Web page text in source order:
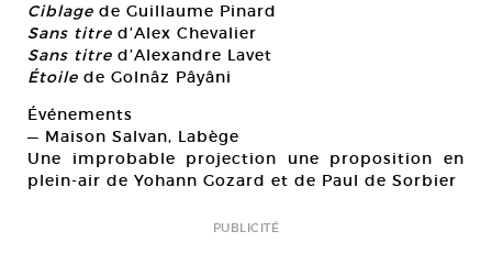
Ciblage de Guillaume Pinard
Sans titre d’Alex Chevalier
Sans titre d’Alexandre Lavet
Étoile de Golnâz Pâyâni
Événements
— Maison Salvan, Labège
Une improbable projection une proposition en
plein-air de Yohann Gozard et de Paul de Sorbier
PUBLICITÉ